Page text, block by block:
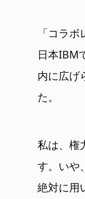
「コラ
日本IBM
内に広げ
た。
私は、権
す。いや
絶対に用